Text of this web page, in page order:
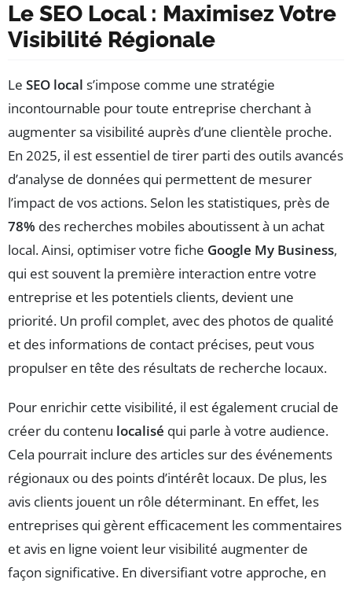
Le SEO Local : Maximisez Votre
Visibilité Régionale
Le SEO local s’impose comme une stratégie
incontournable pour toute entreprise cherchant à
augmenter sa visibilité auprès d’une clientèle proche.
En 2025, il est essentiel de tirer parti des outils avancés
d’analyse de données qui permettent de mesurer
l’impact de vos actions. Selon les statistiques, près de
78% des recherches mobiles aboutissent à un achat
local. Ainsi, optimiser votre fiche Google My Business,
qui est souvent la première interaction entre votre
entreprise et les potentiels clients, devient une
priorité. Un profil complet, avec des photos de qualité
et des informations de contact précises, peut vous
propulser en tête des résultats de recherche locaux.
Pour enrichir cette visibilité, il est également crucial de
créer du contenu localisé qui parle à votre audience.
Cela pourrait inclure des articles sur des événements
régionaux ou des points d’intérêt locaux. De plus, les
avis clients jouent un rôle déterminant. En effet, les
entreprises qui gèrent efficacement les commentaires
et avis en ligne voient leur visibilité augmenter de
façon significative. En diversifiant votre approche, en